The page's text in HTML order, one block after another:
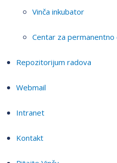
Vinča inkubator
Centar za
Repozitorijum radova
Webmail
Intranet
Kontakt